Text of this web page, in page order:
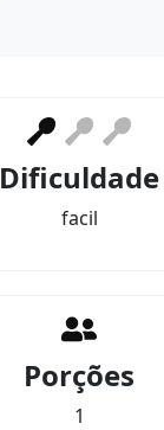
Dificuldade
facil
Porções
1